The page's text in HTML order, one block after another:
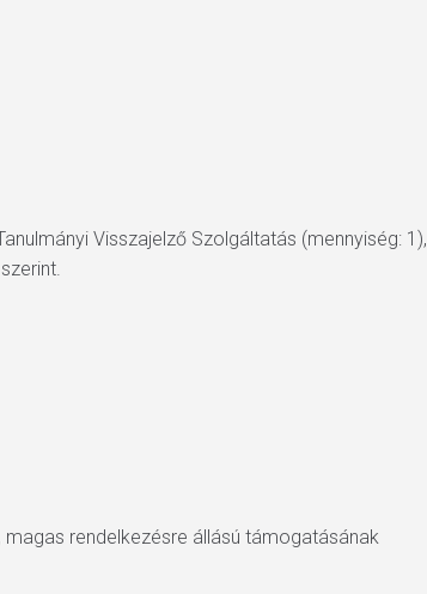
Visszajelző Szolgáltatás (mennyiség: 1),
rendelkezésre állású támogatásának